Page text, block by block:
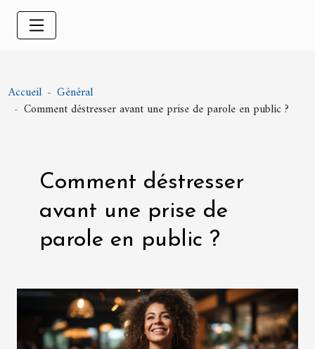
Accueil
Général
Comment déstresser avant une prise de parole en public ?
Comment déstresser
avant une prise de
parole en public ?